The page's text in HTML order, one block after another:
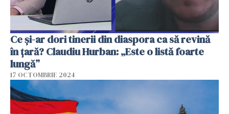
Ce și-ar dori tinerii din diaspora ca să revină
în țară? Claudiu Hurban: „Este o listă foarte
lungă”
17 OCTOMBRIE 2024